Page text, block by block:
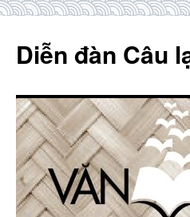
content
Diễn đàn Câu